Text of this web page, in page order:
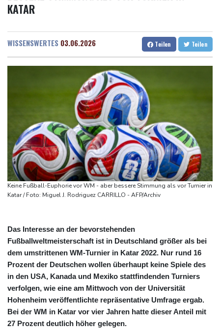
Rostock
Salzburg
22 °C
Baden-Baden
15 °C
Arbeiter stribt in Niedersachsen durch umkippenden Bagger
Waldbrände in Kanada
Niedersachsen: Splittergranate aus Zweitem Weltkrieg in
Einfamilienhaus entdeckt
Commerzbank meldet Rekordergebnis - Gespräche mit Unicredit
Coup für Köln: Hendrich kehrt in die Bundesliga zurück
Kokain in Lutschern: 68-Jähriger bei Schmuggelversuch in
Düsseldorf ertappt
"Infanti-No Go": Pressestimmen zum Verbleib des FIFA-Chefs
ATAR
WISSENSWERTES 03.06.2026 Teilen Teilen
Keine Fußball-Euphorie vor WM - aber bessere Stimmung als vor Turnier in
Katar / Foto: Miguel J. Rodriguez CARRILLO - AFP/Archiv
Das Interesse an der bevorstehenden
Fußballweltmeisterschaft ist in Deutschland größer als bei
dem umstrittenen WM-Turnier in Katar 2022. Nur rund 16
Prozent der Deutschen wollen überhaupt keine Spiele des
in den USA, Kanada und Mexiko stattfindenden Turniers
verfolgen, wie eine am Mittwoch von der Universität
Hohenheim veröffentlichte repräsentative Umfrage ergab.
Bei der WM in Katar vor vier Jahren hatte dieser Anteil mit
27 Prozent deutlich höher gelegen.